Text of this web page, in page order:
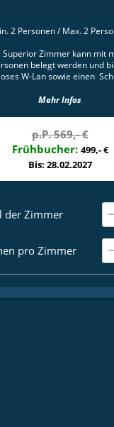
2 Personen/ Max. 2
Superior Zimmer kann mit
belegt werden und
W-Lan sowie einen
es sich in der
Mehr Infos
p.P. 569,- €
Frühbucher: 499,- €
Bis: 28.02.2027
der Zimmer
pro Zimmer